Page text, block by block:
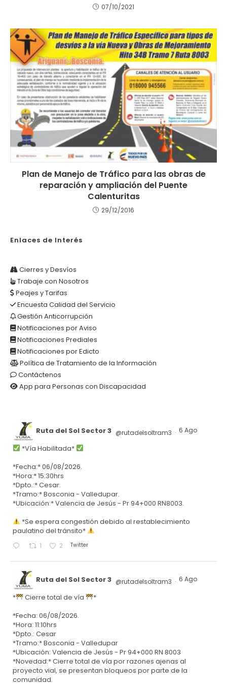
07/10/2021
Plan de Manejo de Tráfico para las obras de
reparación y ampliación del Puente
Calenturitas
29/12/2016
Enlaces de Interés
Cierres y Desvíos
Trabaje con Nosotros
Peajes y Tarifas
Encuesta Calidad del Servicio
Gestión Anticorrupción
Notificaciones por Aviso
Notificaciones Prediales
Notificaciones por Edicto
Política de Tratamiento de la Información
Contáctenos
App para Personas con Discapacidad
Ruta del Sol Sector 3 @rutadelsoltram3 · 6 Ago
*Vía Habilitada*
*Fecha:* 06/08/2026.
*Hora:* 15:30hrs
*Dpto.:* Cesar.
*Tramo:* Bosconia - Valledupar.
*Ubicación:* Valencia de Jesús - Pr 94+000 RN8003.
*Se espera congestión debido al restablecimiento
paulatino del tránsito*
1 2 Twitter
Ruta del Sol Sector 3 @rutadelsoltram3 · 6 Ago
* Cierre total de vía
*
*Fecha: 06/08/2026.
*Hora: 11:10hrs
*Dpto.: Cesar
*Tramo:* Bosconia - Valledupar
*Ubicación: Valencia de Jesús - Pr 94+000 RN 8003
*Novedad:* Cierre total de vía por razones ajenas al
proyecto vial, se presentan bloqueos por parte de la
comunidad.